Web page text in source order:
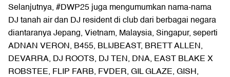
Selanjutnya, #DWP25 juga mengumumkan nama-nama
DJ tanah air dan DJ resident di club dari berbagai negara
diantaranya Jepang, Vietnam, Malaysia, Singapur, seperti
ADNAN VERON, B455, BLIJBEAST, BRETT ALLEN,
DEVARRA, DJ ROOTS, DJ TEN, DNA, EAST BLAKE X
ROBSTEE, FLIP FARB, FVDER, GIL GLAZE, GISH,